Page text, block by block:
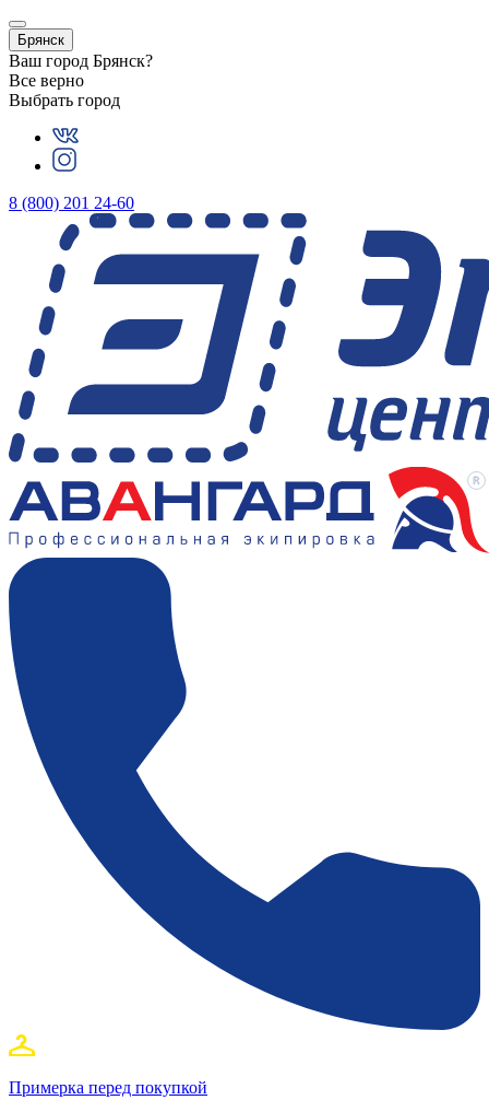
Брянск
Ваш город Брянск?
Все верно
Выбрать город
8 (800) 201 24-60
Примерка перед покупкой